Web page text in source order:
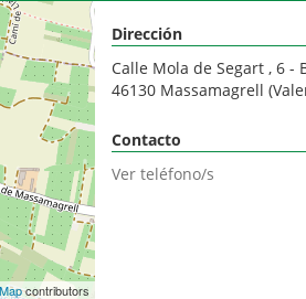
contributors
Dirección
Calle Mola de Segart , 6 -
46130 Massamagrell (
Contacto
Ver teléfono/s